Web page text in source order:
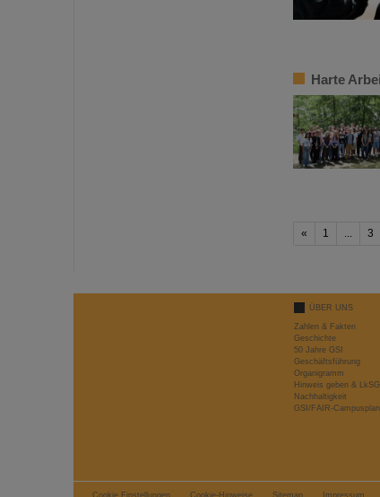
Harte
« 1 ... 3
ÜBER UNS
Zahlen & Fakten
Geschichte
50 Jahre GSI
Geschäftsführung
Organigramm
Hinweis geben & LkSG
Nachhaltigkeit
GSI/FAIR-Campusplan